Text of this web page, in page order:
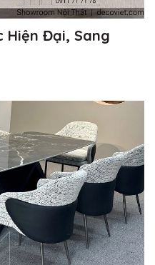
Hiện Đại, Sang